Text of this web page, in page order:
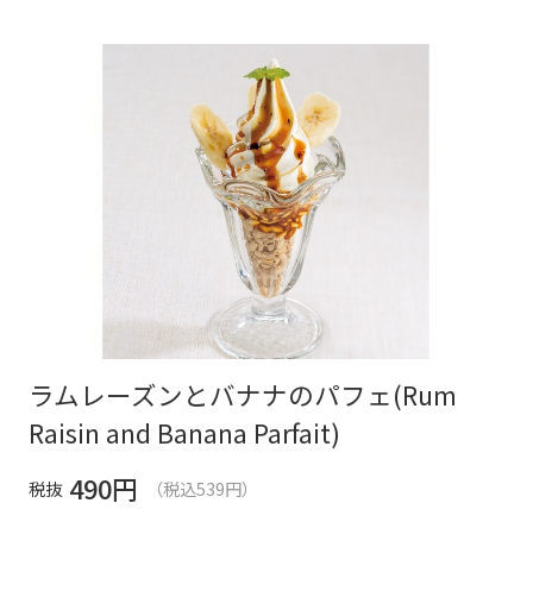
ラムレーズンとバナナのパフェ(Rum
Raisin and Banana Parfait)
税抜 490円 （税込539円）